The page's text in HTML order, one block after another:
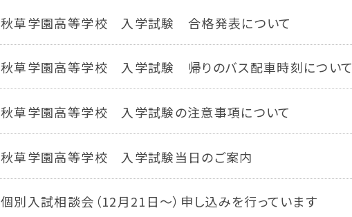
秋草学園高等学校 入学試験 合格発表について
秋草学園高等学校 入学試験 帰りのバス配車時刻について
秋草学園高等学校 入学試験の注意事項について
秋草学園高等学校 入学試験当日のご案内
個別入試相談会（12月21日～）申し込みを行っています